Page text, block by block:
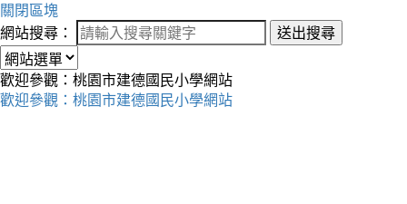
關閉區塊
網站搜尋：
送出搜尋
歡迎參觀：桃園市建德國民小學網站
歡迎參觀：桃園市建德國民小學網站